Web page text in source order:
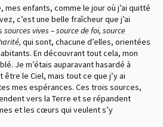
mes enfants, comme le jour où j’ai quitté
c’est une belle fraîcheur que j’ai
sources vives – source de foi, source
qui sont, chacune d’elles, orientées
En découvrant tout cela, mon
Je m’étais auparavant hasardé à
le Ciel, mais tout ce que j’y ai
mes espérances. Ces trois sources,
vers la Terre et se répandent
et les cœurs qui veulent s’y